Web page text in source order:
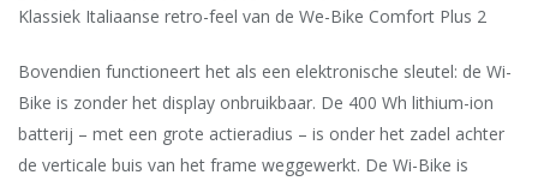
Klassiek Italiaanse retro-feel van de We-Bike Comfort Plus 2
Bovendien functioneert het als een elektronische sleutel: de Wi-
Bike is zonder het display onbruikbaar. De 400 Wh lithium-ion
batterij – met een grote actieradius – is onder het zadel achter
de verticale buis van het frame weggewerkt. De Wi-Bike is